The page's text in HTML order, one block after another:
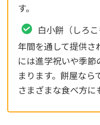
す。
白小餅（しろこ
年間を通して提供さ
には進学祝いや季
まります。餅屋なら
さまざまな食べ方に